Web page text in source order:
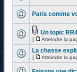
Paris comme
Un topic
[ Atteindre la
La chasse
[ Atteindre la